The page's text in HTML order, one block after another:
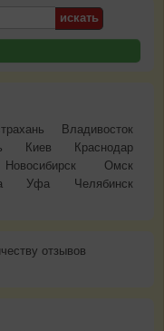
Владивосток
Киев
Краснодар
Новосибирск
Омск
Уфа
Челябинск
отзывов